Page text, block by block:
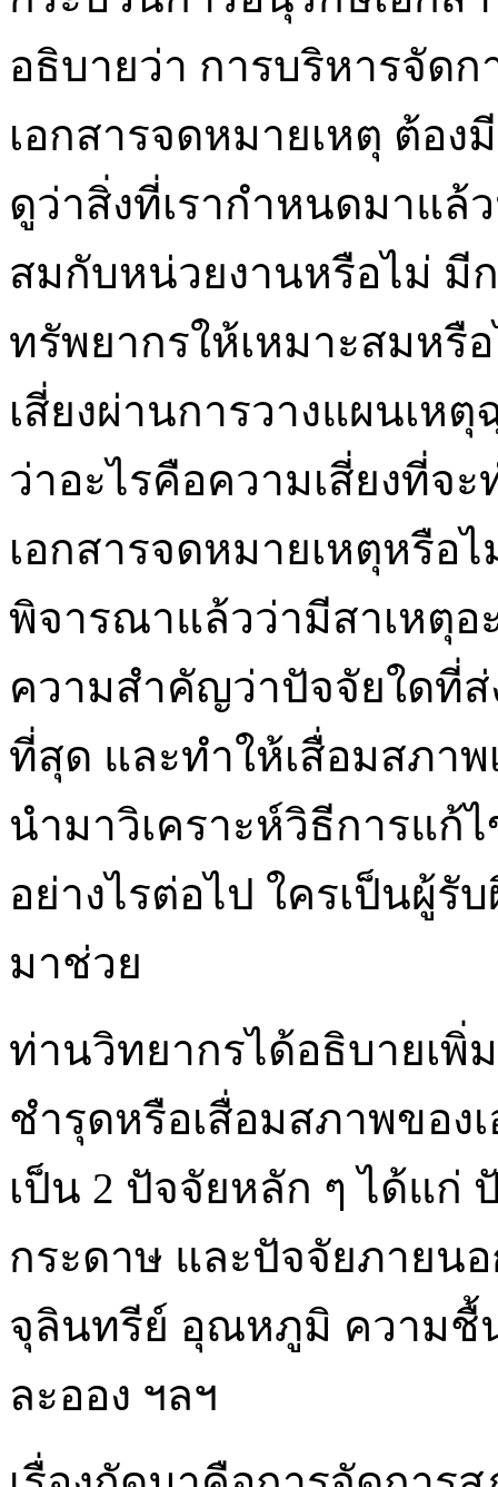
อธิบายว่า การบริหารจัด
เอกสารจดหมายเหตุ ต้อง
ดูว่าสิ่งที่เรากำหนดมาแล้
สมกับหน่วยงานหรือไม่ มี
ทรัพยากรให้เหมาะสมหรื
เสี่ยงผ่านการวางแผนเห
ว่าอะไรคือความเสี่ยงที่จ
เอกสารจดหมายเหตุหรือ
พิจารณาแล้วว่ามีสาเหตุ
ความสำคัญว่าปัจจัยใดที่ส่
ที่สุด และทำให้เสื่อมสภาพ
นำมาวิเคราะห์วิธีการแ
อย่างไรต่อไป ใครเป็นผู้รั
มาช่วย
ท่านวิทยากรได้อธิบายเพิ่
ชำรุดหรือเสื่อมสภาพของ
เป็น 2 ปัจจัยหลัก ๆ ได้แก่
กระดาษ และปัจจัยภายน
จุลินทรีย์ อุณหภูมิ ความชื้
ละออง ฯลฯ